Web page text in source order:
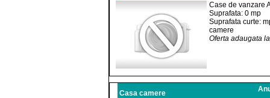
Case de vanzare
Suprafata: 0 mp
Suprafata curte:
camere
Oferta adaugata
Casa camere